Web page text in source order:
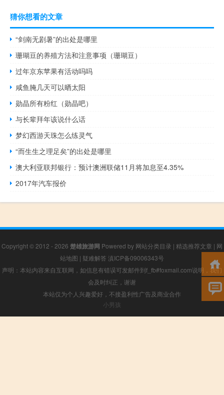
猜你想看的文章
“剑南无剧暑”的出处是哪里
珊瑚豆的养殖方法和注意事项（珊瑚豆）
过年京东苹果有活动吗吗
咸鱼腌几天可以晒太阳
勋晶所有粉红（勋晶吧）
与长辈拜年该说什么话
梦幻西游天珠怎么练灵气
“而生生之理足矣”的出处是哪里
澳大利亚联邦银行：预计澳洲联储11月将加息至4.35%
2017年汽车报价
Copyright © 2012 - 2026 楚雄旅游网 Powered by 网站分类目录 | 精选推荐文章 | 网
站地图 | 疑难解答 滇ICP备09006343号
声明：本站内容来自互联网，如信息有错误可发邮件到f_fb#foxmail.com说明，我们
会及时纠正，谢谢
本站仅为个人兴趣爱好，不接盈利性广告及商业合作
小男孩